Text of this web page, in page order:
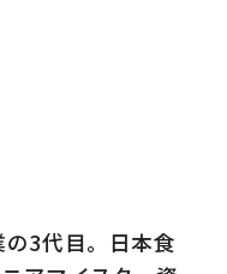
3代目。日本食